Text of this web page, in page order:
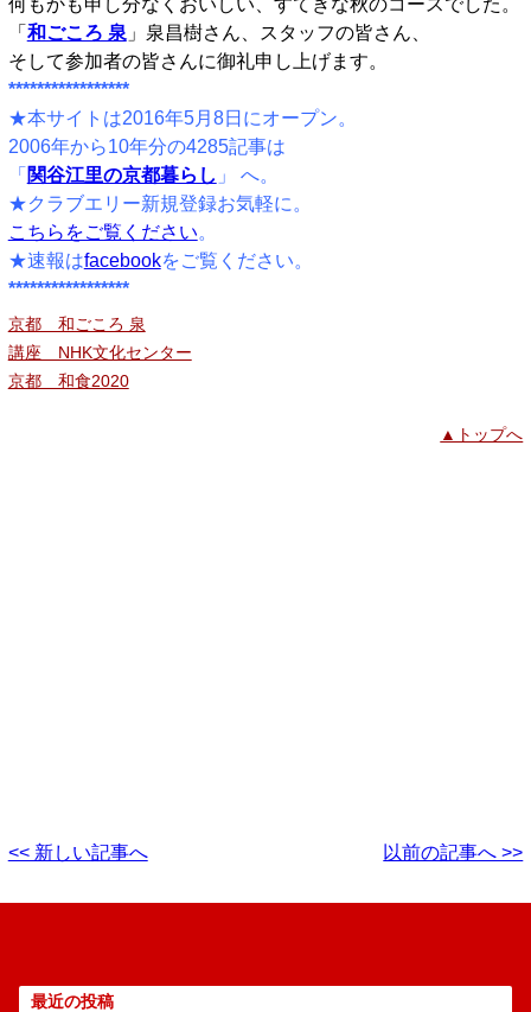
「 和ごころ 泉 」泉昌樹さん、スタッフの皆さん、
そして参加者の皆さんに御礼申し上げます。
*****************
★本サイトは2016年5月8日にオープン。
2006年から10年分の4285記事は
「 関谷江里の京都暮らし 」 へ。
★クラブエリー新規登録お気軽に。
こちらをご覧ください。
★速報はfacebookをご覧ください。
*****************
京都 和ごころ 泉
講座 NHK文化センター
京都 和食2020
▲トップへ
<< 新しい記事へ 以前の記事へ >>
最近の投稿